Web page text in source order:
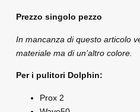
Prezzo singolo pezzo
In mancanza di questo articolo
materiale ma di un’altro colore.
Per i pulitori Dolphin:
Prox 2